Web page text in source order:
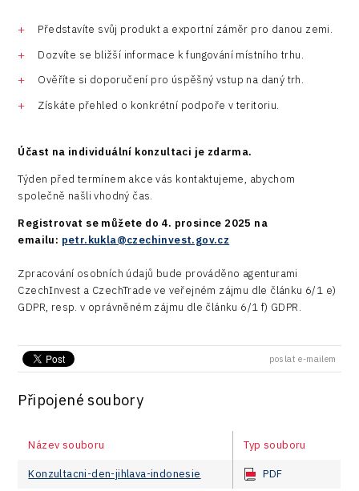
Představíte svůj produkt a exportní záměr pro danou zemi.
Dozvíte se bližší informace k fungování místního trhu.
Ověříte si doporučení pro úspěšný vstup na daný trh.
Získáte přehled o konkrétní podpoře v teritoriu.
Účast na individuální konzultaci je zdarma.
Týden před termínem akce vás kontaktujeme, abychom
společně našli vhodný čas.
Registrovat se můžete do 4. prosince 2025 na
emailu: petr.kukla@czechinvest.gov.cz
Zpracování osobních údajů bude prováděno agenturami
CzechInvest a CzechTrade ve veřejném zájmu dle článku 6/1 e)
GDPR, resp. v oprávněném zájmu dle článku 6/1 f) GDPR.
poslat e-mailem
Připojené soubory
Název souboru Typ souboru
Konzultacni-den-jihlava-indonesie PDF